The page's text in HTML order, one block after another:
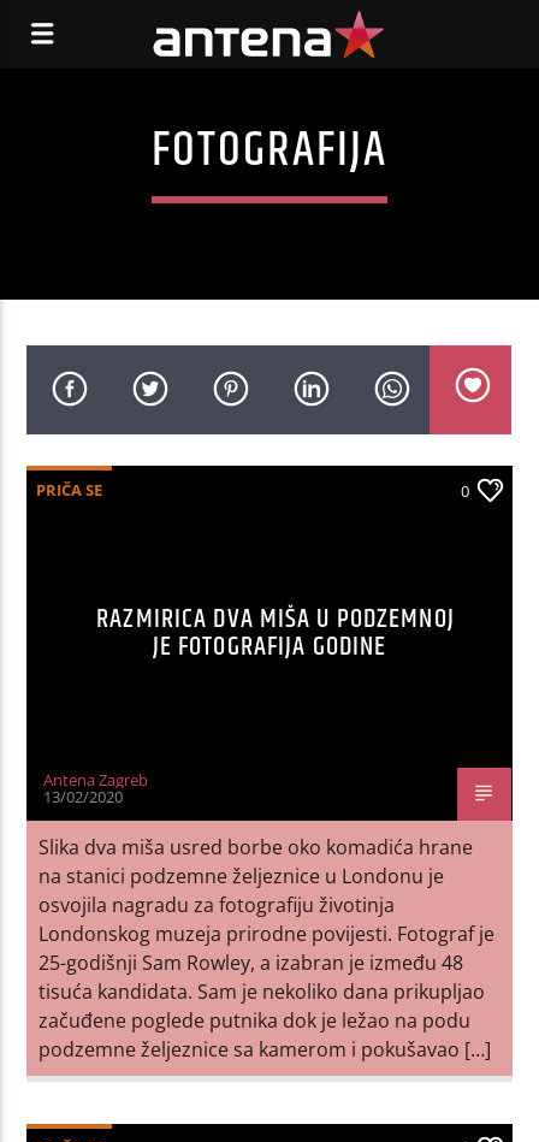
FOTOGRAFIJA
PRIČA SE 0
RAZMIRICA DVA MIŠA U PODZEMNOJ
JE FOTOGRAFIJA GODINE
Antena Zagreb
13/02/2020
Slika dva miša usred borbe oko komadića hrane
na stanici podzemne željeznice u Londonu je
osvojila nagradu za fotografiju životinja
Londonskog muzeja prirodne povijesti. Fotograf je
25-godišnji Sam Rowley, a izabran je između 48
tisuća kandidata. Sam je nekoliko dana prikupljao
začuđene poglede putnika dok je ležao na podu
podzemne željeznice sa kamerom i pokušavao […]